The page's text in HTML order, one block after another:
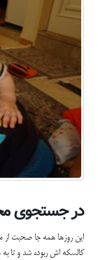
در جستجوی
این روزها همه جا صحبت
کالسکه اش ربوده شد و تا